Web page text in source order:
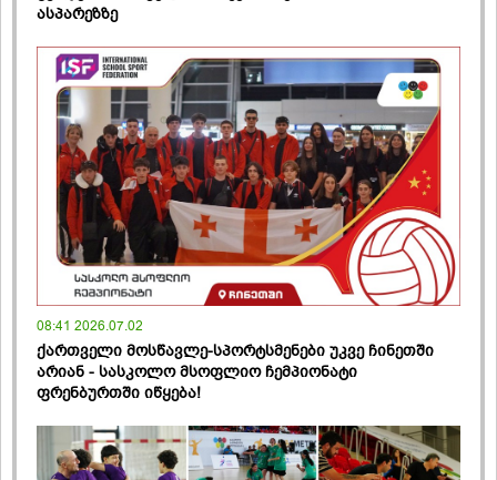
ასპარეზზე
08:41 2026.07.02
ქართველი მოსწავლე-სპორტსმენები უკვე ჩინეთში
არიან - სასკოლო მსოფლიო ჩემპიონატი
ფრენბურთში იწყება!